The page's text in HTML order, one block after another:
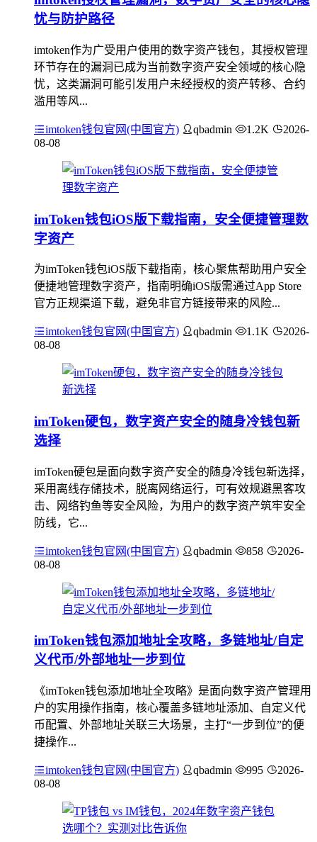
忧与防护路径
imtoken作为广受用户使用的数字资产钱包，其授权管理
环节存在的漏洞已成为当前数字资产安全领域的核心隐
忧，这类漏洞可能引发用户未经授权的资产转移、合约
滥用等风...
imtoken钱包官网(中国官方) qbadmin 1.2K
2026-
08-08
imToken钱包iOS版下载指南，安全便捷管理数
字资产
为imToken钱包iOS版下载指南，核心聚焦帮助用户安全
便捷地管理数字资产，指南明确iOS版需通过App Store
官方正规渠道下载，避免非官方链接带来的风险...
imtoken钱包官网(中国官方) qbadmin 1.1K
2026-
08-08
imToken硬包，数字资产安全的随身冷钱包新
选择
imToken硬包是面向数字资产安全的随身冷钱包新选择，
采用离线存储技术，脱离网络运行，可有效规避黑客攻
击、网络钓鱼等安全风险，为用户的数字资产筑牢安全
防线，它...
imtoken钱包官网(中国官方) qbadmin 858
2026-
08-08
imToken钱包添加地址全攻略，多链地址/自定
义代币/外部地址一步到位
《imToken钱包添加地址全攻略》是面向数字资产管理用
户的实用操作指南，核心覆盖多链地址添加、自定义代
币配置、外部地址关联三大场景，主打“一步到位”的便
捷操作...
imtoken钱包官网(中国官方) qbadmin 995
2026-
08-08